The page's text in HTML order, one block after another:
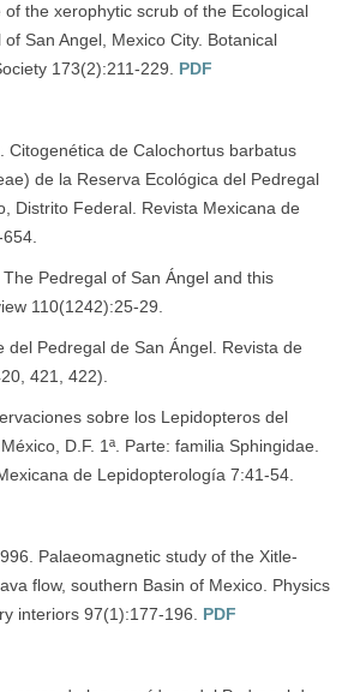
of the xerophytic scrub of the Ecological
San Angel, Mexico City. Botanical
173(2):211-229. PDF
Citogenética de Calochortus barbatus
de la Reserva Ecológica del Pedregal
Distrito Federal. Revista Mexicana de
Pedregal of San Ángel and this
110(1242):25-29.
del Pedregal de San Ángel. Revista de
421, 422).
sobre los Lepidopteros del
D.F. 1ª. Parte: familia Sphingidae.
de Lepidopterología 7:41-54.
Palaeomagnetic study of the Xitle-
flow, southern Basin of Mexico. Physics
interiors 97(1):177-196. PDF